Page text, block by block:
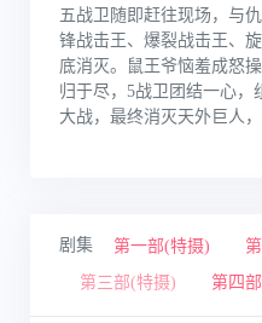
五战卫随即赶往现场，与
锋战击王、爆裂战击王、
底消灭。鼠王爷恼羞成怒
归于尽，5战卫团结一心，
大战，最终消灭天外巨人，
剧集 第一部(特摄)
第三部(特摄)
第四